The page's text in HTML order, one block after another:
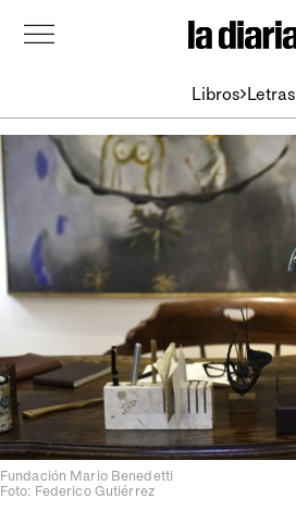
Libros Letras
Fundación Mario Benedetti
Foto: Federico Gutiérrez